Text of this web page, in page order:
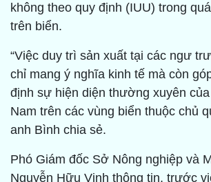
không theo quy định (IUU) trong
trên biển.
“Việc duy trì sản xuất tại các ngư
chỉ mang ý nghĩa kinh tế mà còn
định sự hiện diện thường xuyên
Nam trên các vùng biển thuộc chủ
anh Bình chia sẻ.
Phó Giám đốc Sở Nông nghiệp và
Nguyễn Hữu Vinh thông tin, trước